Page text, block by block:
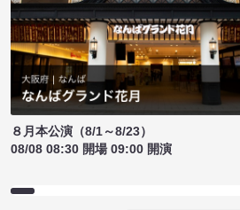
８月本公演（8/1～8/23）
08/08 08:30 開場 09:00 開演